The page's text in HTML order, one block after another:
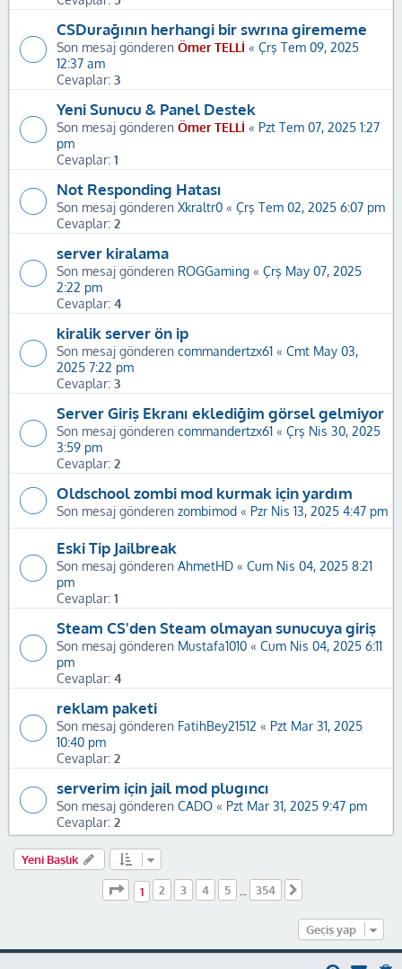
CSDurağının herhangi bir swrına girememe
Son mesaj gönderen Ömer TELLİ « Çrş Tem 09, 2025
12:37 am
Cevaplar: 3
Yeni Sunucu & Panel Destek
Son mesaj gönderen Ömer TELLİ « Pzt Tem 07, 2025 1:27
pm
Cevaplar: 1
Not Responding Hatası
Son mesaj gönderen Xkraltr0 « Çrş Tem 02, 2025 6:07 pm
Cevaplar: 2
server kiralama
Son mesaj gönderen ROGGaming « Çrş May 07, 2025
2:22 pm
Cevaplar: 4
kiralik server ön ip
Son mesaj gönderen commandertzx61 « Cmt May 03,
2025 7:22 pm
Cevaplar: 3
Server Giriş Ekranı eklediğim görsel gelmiyor
Son mesaj gönderen commandertzx61 « Çrş Nis 30, 2025
3:59 pm
Cevaplar: 2
Oldschool zombi mod kurmak için yardım
Son mesaj gönderen zombimod « Pzr Nis 13, 2025 4:47 pm
Eski Tip Jailbreak
Son mesaj gönderen AhmetHD « Cum Nis 04, 2025 8:21
pm
Cevaplar: 1
Steam CS'den Steam olmayan sunucuya giriş
Son mesaj gönderen Mustafa1010 « Cum Nis 04, 2025 6:11
pm
Cevaplar: 4
reklam paketi
Son mesaj gönderen FatihBey21512 « Pzt Mar 31, 2025
10:40 pm
Cevaplar: 2
serverim için jail mod plugıncı
Son mesaj gönderen CADO « Pzt Mar 31, 2025 9:47 pm
Cevaplar: 2
Yeni Başlık
. sayfa (Toplam 354 sayfa)
1 2 3 4 5 … 354
Geçiş yap